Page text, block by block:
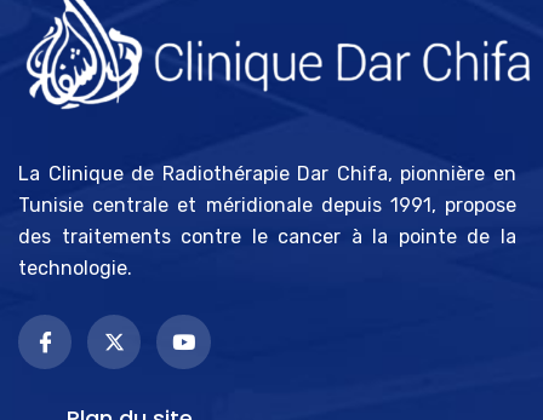
La Clinique de Radiothérapie Dar Chifa, pionnière en
Tunisie centrale et méridionale depuis 1991, propose
des traitements contre le cancer à la pointe de la
technologie.